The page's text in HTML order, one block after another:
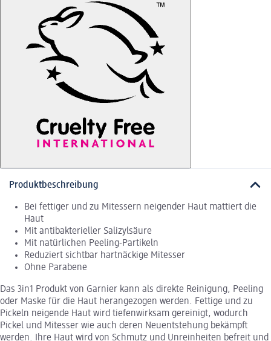
Produktbeschreibung
Bei fettiger und zu Mitessern neigender Haut mattiert die
Haut
Mit antibakterieller Salizylsäure
Mit natürlichen Peeling-Partikeln
Reduziert sichtbar hartnäckige Mitesser
Ohne Parabene
Das 3in1 Produkt von Garnier kann als direkte Reinigung, Peeling
oder Maske für die Haut herangezogen werden. Fettige und zu
Pickeln neigende Haut wird tiefenwirksam gereinigt, wodurch
Pickel und Mitesser wie auch deren Neuentstehung bekämpft
werden. Ihre Haut wird von Schmutz und Unreinheiten befreit und